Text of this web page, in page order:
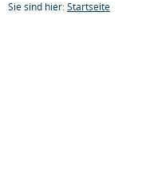
Sie sind hier: Startseite